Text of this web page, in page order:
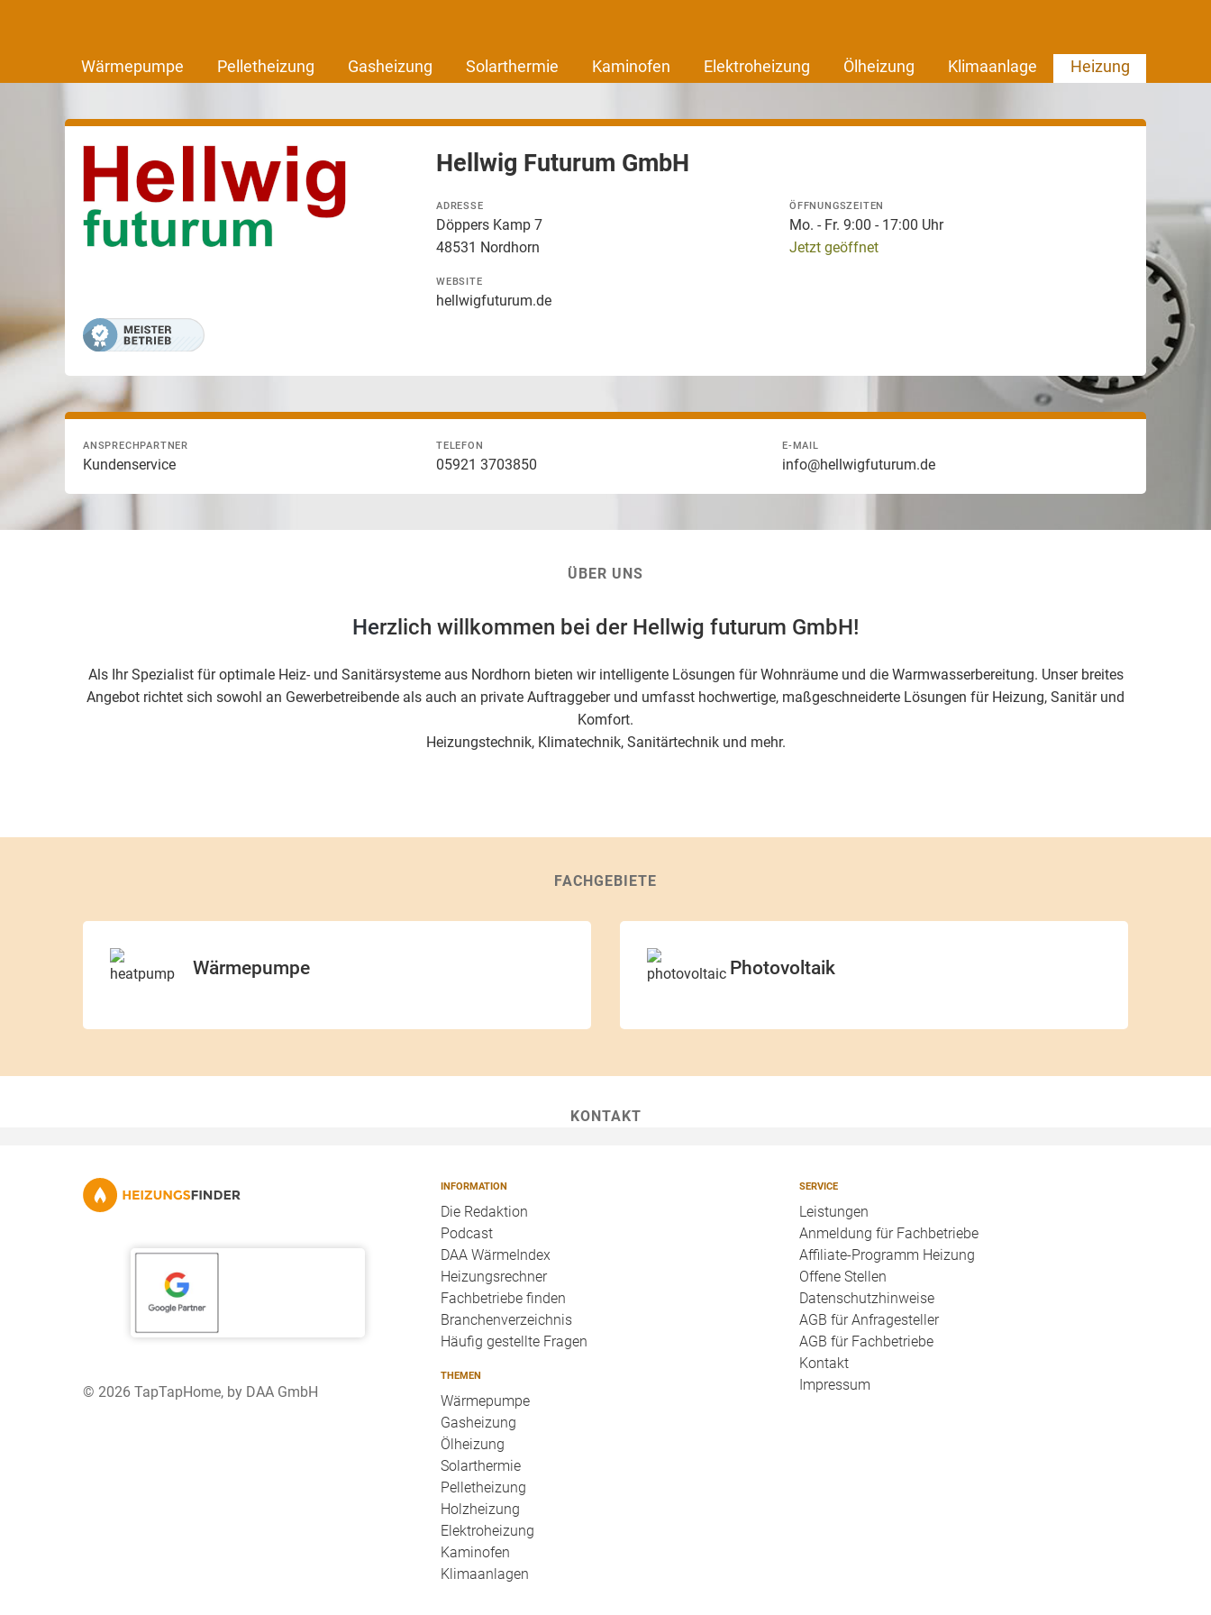
Wärmepumpe Pelletheizung Gasheizung Solarthermie Kaminofen Elektroheizung Ölheizung Klimaanlage Heizung
Hellwig Futurum GmbH
ADRESSE
Döppers Kamp 7
48531 Nordhorn
ÖFFNUNGSZEITEN
Mo. - Fr. 9:00 - 17:00 Uhr
Jetzt geöffnet
WEBSITE
hellwigfuturum.de
ANSPRECHPARTNER
Kundenservice
TELEFON
05921 3703850
E-MAIL
info@hellwigfuturum.de
ÜBER UNS
Herzlich willkommen bei der Hellwig futurum GmbH!
Als Ihr Spezialist für optimale Heiz- und Sanitärsysteme aus Nordhorn bieten wir intelligente Lösungen für Wohnräume und die Warmwasserbereitung. Unser breites
Angebot richtet sich sowohl an Gewerbetreibende als auch an private Auftraggeber und umfasst hochwertige, maßgeschneiderte Lösungen für Heizung, Sanitär und
Komfort.
Heizungstechnik, Klimatechnik, Sanitärtechnik und mehr.
FACHGEBIETE
Wärmepumpe Photovoltaik
KONTAKT
© 2026 TapTapHome, by DAA GmbH
INFORMATION
Die Redaktion
Podcast
DAA WärmeIndex
Heizungsrechner
Fachbetriebe finden
Branchenverzeichnis
Häufig gestellte Fragen
THEMEN
Wärmepumpe
Gasheizung
Ölheizung
Solarthermie
Pelletheizung
Holzheizung
Elektroheizung
Kaminofen
Klimaanlagen
SERVICE
Leistungen
Anmeldung für Fachbetriebe
Affiliate-Programm Heizung
Offene Stellen
Datenschutzhinweise
AGB für Anfragesteller
AGB für Fachbetriebe
Kontakt
Impressum